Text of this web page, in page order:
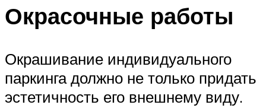
Окрасочные работы
Окрашивание индивидуального
паркинга должно не только придать
эстетичность его внешнему виду.